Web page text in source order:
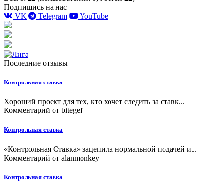
Подпишись на нас
VK
Telegram YouTube
Последние отзывы
Контрольная ставка
Хороший проект для тех, кто хочет следить за ставк...
Комментарий от bitegef
Контрольная ставка
«Контрольная Ставка» зацепила нормальной подачей и...
Комментарий от alanmonkey
Контрольная ставка